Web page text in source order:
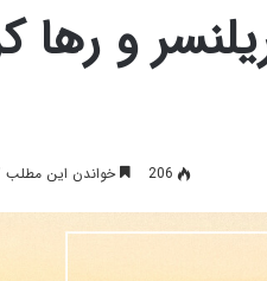
و رها
206 خواندن این مطلب 17 دقیقه زمان میبرد